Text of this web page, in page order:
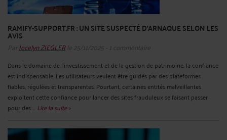
RAMIFY-SUPPORT.FR : UN SITE SUSPECTÉ D’ARNAQUE SELON LES
AVIS
Par Jocelyn ZIEGLERle 25/11/2025 - 1 commentaire
Dans le domaine de l’investissement et de la gestion de patrimoine, la confiance
est indispensable. Les utilisateurs veulent être guidés par des plateformes
fiables, régulées et transparentes. Pourtant, certaines entités malveillantes
exploitent cette confiance pour lancer des sites frauduleux se faisant passer
pour des ... Lire la suite >